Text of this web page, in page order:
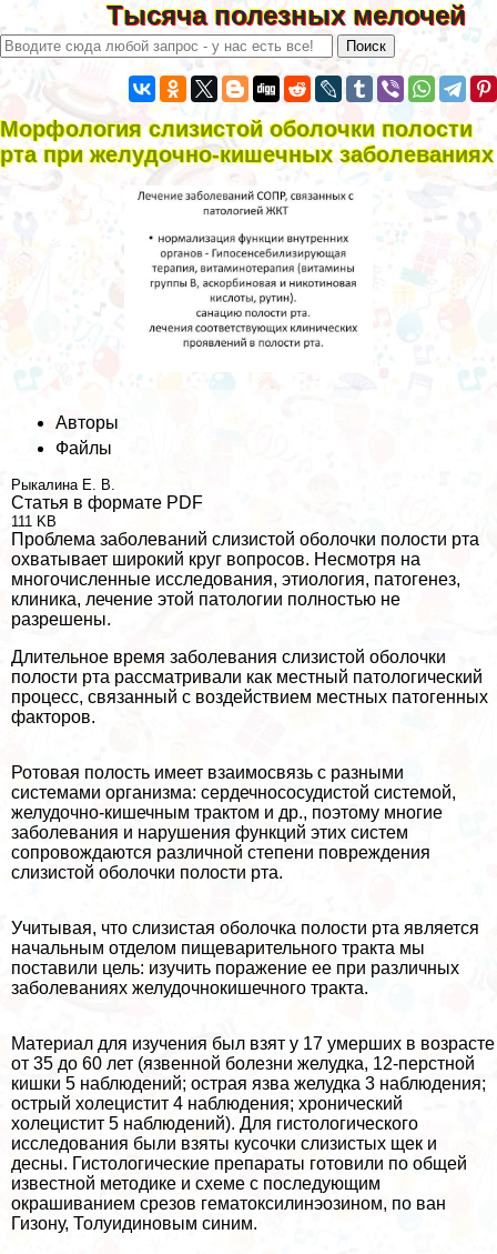
Тысяча полезных мелочей
Морфология слизистой оболочки полости
рта при желудочно-кишечных заболеваниях
Авторы
Файлы
Рыкалина Е. В.
Статья в формате PDF
111 KB
Проблема заболеваний слизистой оболочки полости рта
охватывает широкий круг вопросов. Несмотря на
многочисленные исследования, этиология, патогенез,
клиника, лечение этой патологии полностью не
разрешены.
Длительное время заболевания слизистой оболочки
полости рта рассматривали как местный патологический
процесс, связанный с воздействием местных патогенных
факторов.
Ротовая полость имеет взаимосвязь с разными
системами организма: сердечнососудистой системой,
желудочно-кишечным тpaктом и др., поэтому многие
заболевания и нарушения функций этих систем
сопровождаются различной степени повреждения
слизистой оболочки полости рта.
Учитывая, что слизистая оболочка полости рта является
начальным отделом пищеварительного тpaкта мы
поставили цель: изучить поражение ее при различных
заболеваниях желудочнокишечного тpaкта.
Материал для изучения был взят у 17 умерших в возрасте
от 35 до 60 лет (язвенной болезни желудка, 12-перстной
кишки 5 наблюдений; острая язва желудка 3 наблюдения;
острый холецистит 4 наблюдения; хронический
холецистит 5 наблюдений). Для гистологического
исследования были взяты кусочки слизистых щек и
десны. Гистологические препараты готовили по общей
известной методике и схеме с последующим
окрашиванием срезов гематоксилинэозином, по ван
Гизону, Толуидиновым синим.